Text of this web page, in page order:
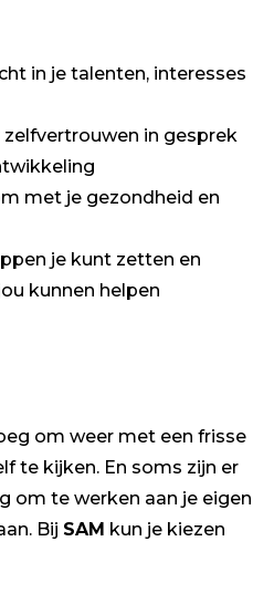
in je talenten, interesses
in gesprek
met je gezondheid en
je kunt zetten en
kunnen helpen
om weer met een frisse
te kijken. En soms zijn er
om te werken aan je eigen
Bij SAM kun je kiezen